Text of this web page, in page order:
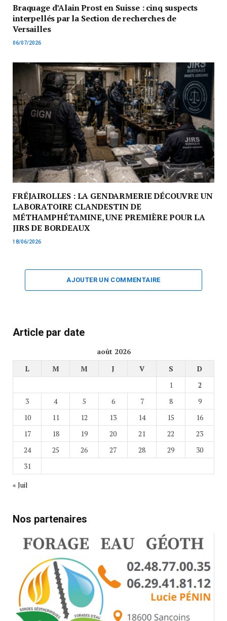
Braquage d’Alain Prost en Suisse : cinq suspects
interpellés par la Section de recherches de
Versailles
06/07/2026
FRÉJAIROLLES : LA GENDARMERIE DÉCOUVRE UN
LABORATOIRE CLANDESTIN DE
MÉTHAMPHÉTAMINE, UNE PREMIÈRE POUR LA
JIRS DE BORDEAUX
18/06/2026
AJOUTER UN COMMENTAIRE
Article par date
août 2026
L
M M J V S
D
1
2
3
4 5 6 7 8
9
10
11 12 13 14 15
16
17
18 19 20 21 22
23
24
25 26 27 28 29
30
31
« Juil
Nos partenaires